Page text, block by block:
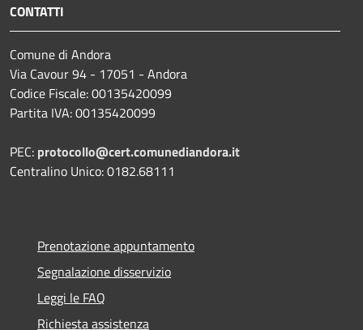
CONTATTI
Comune di Andora
Via Cavour 94 - 17051 - Andora
Codice Fiscale: 00135420099
Partita IVA: 00135420099
PEC: protocollo@cert.comunediandora.it
Centralino Unico: 0182.68111
Prenotazione appuntamento
Segnalazione disservizio
Leggi le FAQ
Richiesta assistenza